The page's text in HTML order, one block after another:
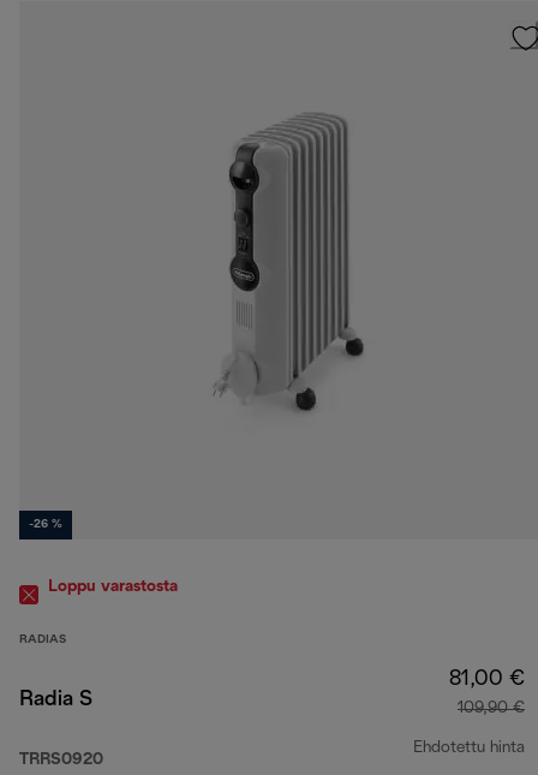
-26 %
Loppu varastosta
RADIAS
Radia S
TRRS0920
81,00 €
109,90 €
Ehdotettu hinta